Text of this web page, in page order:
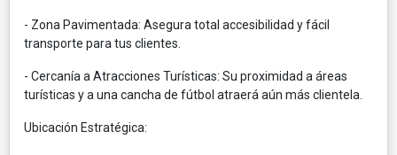
- Zona Pavimentada: Asegura total accesibilidad y fácil
transporte para tus clientes.
- Cercanía a Atracciones Turísticas: Su proximidad a áreas
turísticas y a una cancha de fútbol atraerá aún más clientela.
Ubicación Estratégica: